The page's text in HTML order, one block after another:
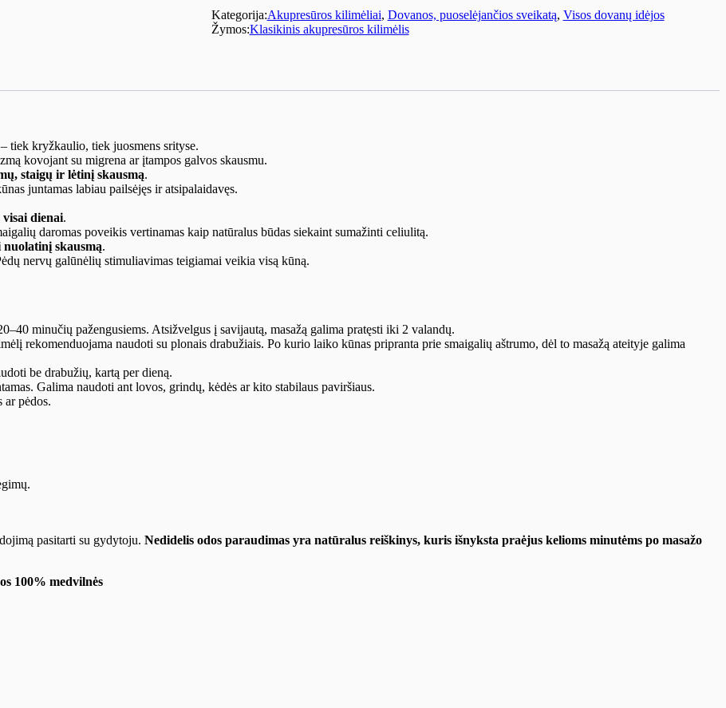
(ilgas/mėtinis)
Kategorija:Akupresūros kilimėliai, Dovanos, puoselėjančios sveikatą, Visos dovanų idėjos
Žymos:Klasikinis akupresūros kilimėlis
tiek kryžkaulio, tiek juosmens srityse.
kovojant su migrena ar įtampos galvos skausmu.
staigų ir lėtinį skausmą.
juntamas labiau pailsėjęs ir atsipalaidavęs.
dienai.
daromas poveikis vertinamas kaip natūralus būdas siekaint sumažinti celiulitą.
skausmą.
nervų galūnėlių stimuliavimas teigiamai veikia visą kūną.
minučių pažengusiems. Atsižvelgus į savijautą, masažą galima pratęsti iki 2 valandų.
rekomenduojama naudoti su plonais drabužiais. Po kurio laiko kūnas pripranta prie smaigalių aštrumo, dėl to masažą ateityje galima
be drabužių, kartą per dieną.
Galima naudoti ant lovos, grindų, kėdės ar kito stabilaus paviršiaus.
ar pėdos.
pasitarti su gydytoju. Nedidelis odos paraudimas yra natūralus reiškinys, kuris išnyksta praėjus kelioms minutėms po masažo
100% medvilnės